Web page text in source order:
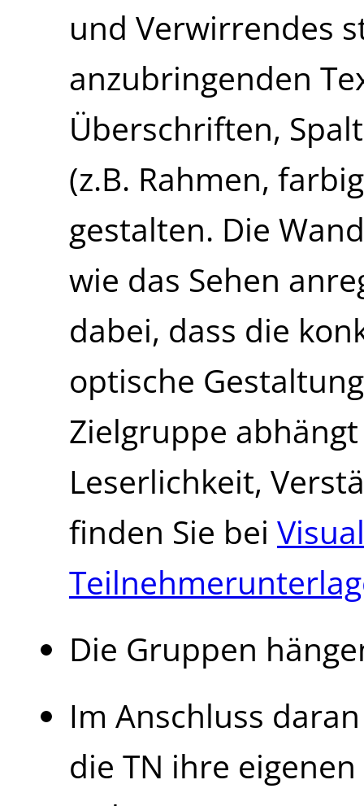
und Verwirrendes
anzubringenden
Überschriften,
(z.B. Rahmen,
gestalten. Die
wie das Sehen
dabei, dass die
optische
Zielgruppe
Leserlichkeit,
finden Sie bei
Die Gruppen
Im Anschluss
die TN ihre